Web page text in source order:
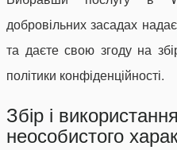
добровільних засадах
та даєте свою згоду на
політики конфіденційності.
Збір і
неособистого